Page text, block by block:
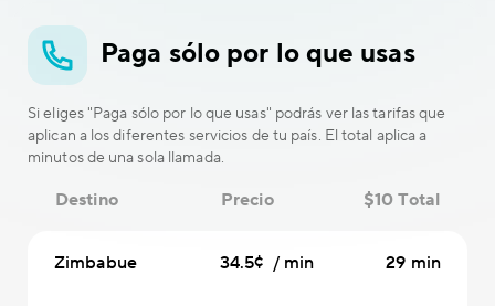
Paga sólo por lo que usas
Si eliges "Paga sólo por lo que usas" podrás ver las tarifas que
aplican a los diferentes servicios de tu país. El total aplica a
minutos de una sola llamada.
Destino Precio $10 Total
Zimbabue 34.5¢ / min 29 min